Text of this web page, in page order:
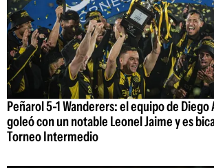
Peñarol 5-1 Wanderers: el equipo de
goleó con un notable Leonel Jaime y es
Torneo Intermedio